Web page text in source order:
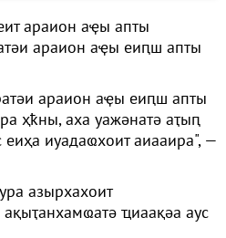
араион аҿы апты
араион аҿы еиԥш апты
араион аҿы еиԥш апты
ҳҟны, аха уажәнатә аҭыԥ
иуадаҩхоит аиааира", —
азырхахоит
ҵиаақәа аус